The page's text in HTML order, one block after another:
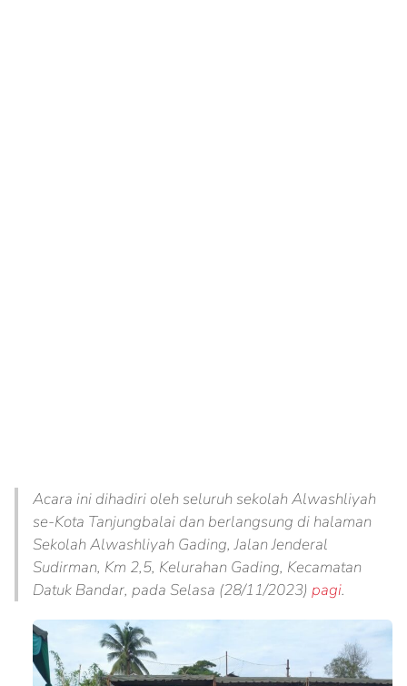
Acara ini dihadiri oleh seluruh sekolah Alwashliyah
se-Kota Tanjungbalai dan berlangsung di halaman
Sekolah Alwashliyah Gading, Jalan Jenderal
Sudirman, Km 2,5, Kelurahan Gading, Kecamatan
Datuk Bandar, pada Selasa (28/11/2023) pagi.